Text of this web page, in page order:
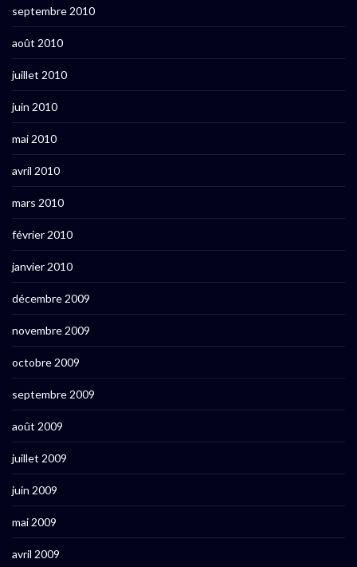
septembre 2010
août 2010
juillet 2010
juin 2010
mai 2010
avril 2010
mars 2010
février 2010
janvier 2010
décembre 2009
novembre 2009
octobre 2009
septembre 2009
août 2009
juillet 2009
juin 2009
mai 2009
avril 2009